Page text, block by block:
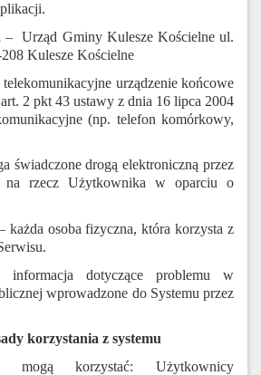
– Urząd Gminy Kulesze Kościelne ul.
Kulesze Kościelne
telekomunikacyjne urządzenie końcowe
2 pkt 43 ustawy z dnia 16 lipca 2004
(np. telefon komórkowy,
świadczone drogą elektroniczną przez
na rzecz Użytkownika w oparciu o
każda osoba fizyczna, która korzysta z
dotyczące problemu w
wprowadzone do Systemu przez
korzystania z systemu
mogą korzystać: Użytkownicy